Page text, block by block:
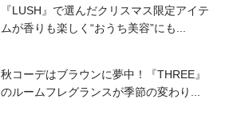
『LUSH』で選んだクリスマス限定アイテ
ムが香りも楽しく“おうち美容”にも...
秋コーデはブラウンに夢中！『THREE』
のルームフレグランスが季節の変わり...